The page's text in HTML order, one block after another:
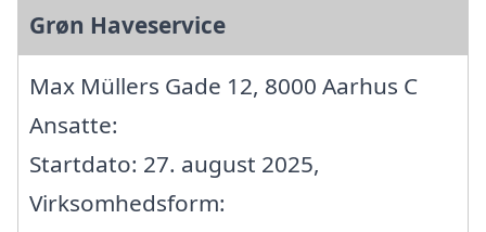
Grøn Haveservice
Max Müllers Gade 12, 8000 Aarhus C
Ansatte:
Startdato: 27. august 2025,
Virksomhedsform: